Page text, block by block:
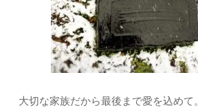
大切な家族だから最後まで愛を込めて。